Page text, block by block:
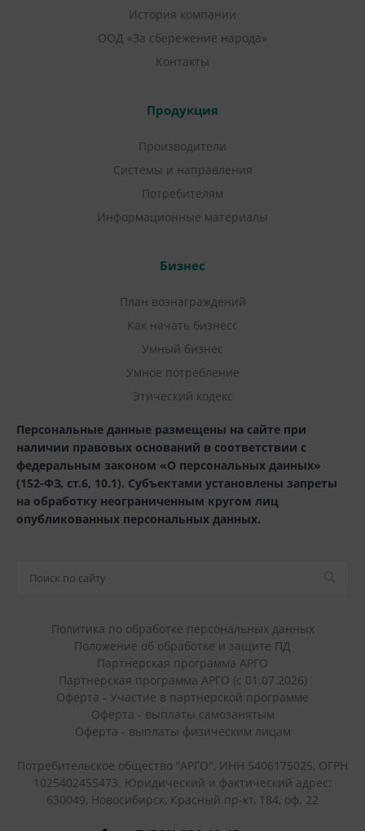
История компании
ООД «За сбережение народа»
Контакты
Продукция
Производители
Системы и направления
Потребителям
Информационные материалы
Бизнес
План вознаграждений
Как начать бизнесс
Умный бизнес
Умное потребление
Этический кодекс
Персональные данные размещены на сайте при
наличии правовых оснований в соответствии с
федеральным законом «О персональных данных»
(152-ФЗ, ст.6, 10.1). Субъектами установлены запреты
на обработку неограниченным кругом лиц
опубликованных персональных данных.
Политика по обработке персональных данных
Положение об обработке и защите ПД
Партнерская программа АРГО
Партнерская программа АРГО (с 01.07.2026)
Оферта - Участие в партнерской программе
Оферта - выплаты самозанятым
Оферта - выплаты физическим лицам
Потребительское общество "АРГО", ИНН 5406175025, ОГРН
1025402455473. Юридический и фактический адрес:
630049, Новосибирск, Красный пр-кт, 184, оф. 22